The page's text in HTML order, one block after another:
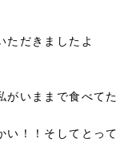
ただきましたよ
いままで食べてた
い！！そしてとって